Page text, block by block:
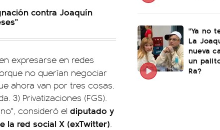
contra Joaquín
expresarse en redes
no querían negociar
ahora van por tres cosas.
3) Privatizaciones (FGS).
consideró el diputado y
red social X (exTwitter).
"Ya no
La
nueva
un
Ra?